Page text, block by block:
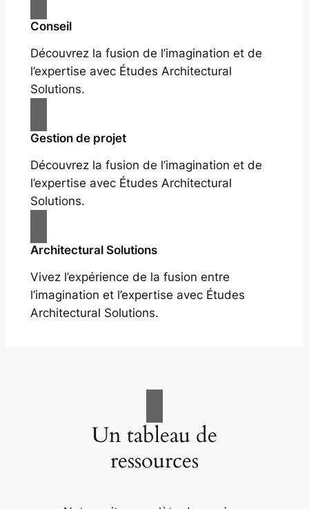
Conseil
Découvrez la fusion de l’imagination et de
l’expertise avec Études Architectural
Solutions.
Gestion de projet
Découvrez la fusion de l’imagination et de
l’expertise avec Études Architectural
Solutions.
Architectural Solutions
Vivez l’expérience de la fusion entre
l’imagination et l’expertise avec Études
Architectural Solutions.
Un tableau de
ressources